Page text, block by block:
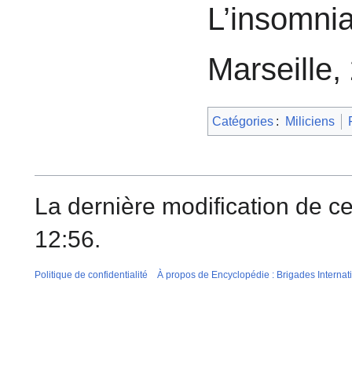
Marseille,
Catégories : Miliciens
La dernière modification de
12:56.
Politique de confidentialité À propos de Encyclopédie : Brigades